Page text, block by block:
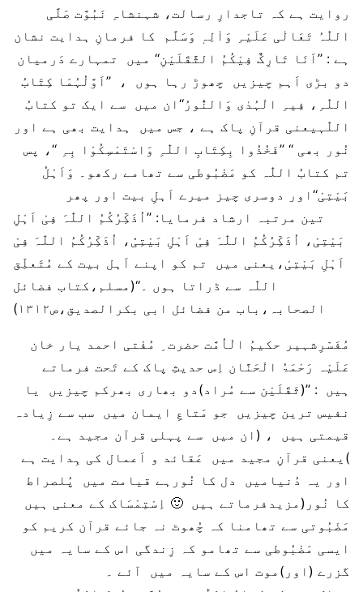
روایت ہے کہ تاجدارِ رسالت، شہنشاہِ نَبُوَّت صَلَّی
اللّٰہُ تَعَالٰی عَلَیْہِ وَاٰلِہٖ وَسَلَّم کا فرمانِ ہدایت نشان
ہے : ’’اَنَا تَارِکٌ فِیْکُمُ الثَّقَلَیْنِ‘‘ میں تمہارے دَرمیان
دو بڑی اَہم چیزیں چھوڑ رہا ہوں ، ’’اَوَّلُہُمَا کِتَابُ
اللّٰہِ، فِیہِ الْہُدٰی وَالنُّورُ‘‘ان میں سے ایک تو کتابُ
اللّٰہیعنی قرآنِ پاک ہے ، جس میں ہدایت بھی ہے اور
نُور بھی ‘‘ ’’فَخُذُوا بِکِتَابِ اللّٰہِ وَاسْتَمْسِکُوْا بِہِ ‘‘، پس
تم کتابُ اللّٰہ کو مَضْبُوطی سے تھامے رکھو۔ وَاَہْلُ
بَیْتِیْ‘‘اور دوسری چیز میرے اَہلِ بیت اور پھر
تین مرتبہ ارشاد فرمایا: ’’اُذَکِّرُکُمُ اللّٰہَ فِیْ اَہْلِ
بَیْتِیْ، اُذَکِّرُکُمُ اللّٰہَ فِیْ اَہْلِ بَیْتِیْْ، اُذَکِّرُکُمُ اللّٰہَ فِیْ
اَہْلِ بَیْتِیْ،یعنی میں تم کو اپنے اَہل بیت کے مُتَعلِّق
اللّٰہ سے ڈراتا ہوں ۔‘‘(مسلم،کتاب فضائل
الصحابہ،باب من فضائل ابی بکرالصدیق،ص۱۳۱۲)
مُفَسّرِشہیر حکیمُ الْاُمَّت حضرت ِ مُفْتی احمد یار خان
عَلَیْہ رَحْمَۃُ الْحَنَّان اِس حدیثِ پاک کے تَحت فرماتے
ہیں : ’’(ثَقَلَیْن سے مُراد)دو بھاری بھرکم چیزیں یا
نفیس ترین چیزیں جو مَتاعِ ایمان میں سب سے زِیادہ
قیمتی ہیں ، (ان میں سے پہلی قرآن مجید ہے۔
)یعنی قرآنِ مجید میں عَقائد و اَعمال کی ہِدایت ہے
اور یہ دُنیامیں دل کا نُورہے قیامت میں پُلصراط
کا نُور(مزیدفرماتے ہیں 🙂 اِسْتِمْسَاک کے معنی ہیں
مَضْبُوتی سے تھامنا کہ چُھوٹ نہ جائے قرآن کریم کو
ایسی مَضْبُوطی سے تھامو کہ زِندگی اس کے سایہ میں
گزرے (اور)موت اس کے سایہ میں آئے ۔